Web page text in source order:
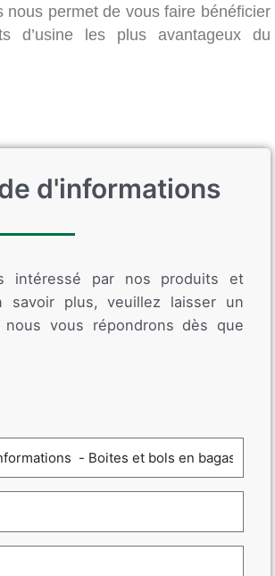
nous permet de vous faire bénéficier
d’usine les plus avantageux du
d'informations
intéressé par nos produits et
savoir plus, veuillez laisser un
nous vous répondrons dès que